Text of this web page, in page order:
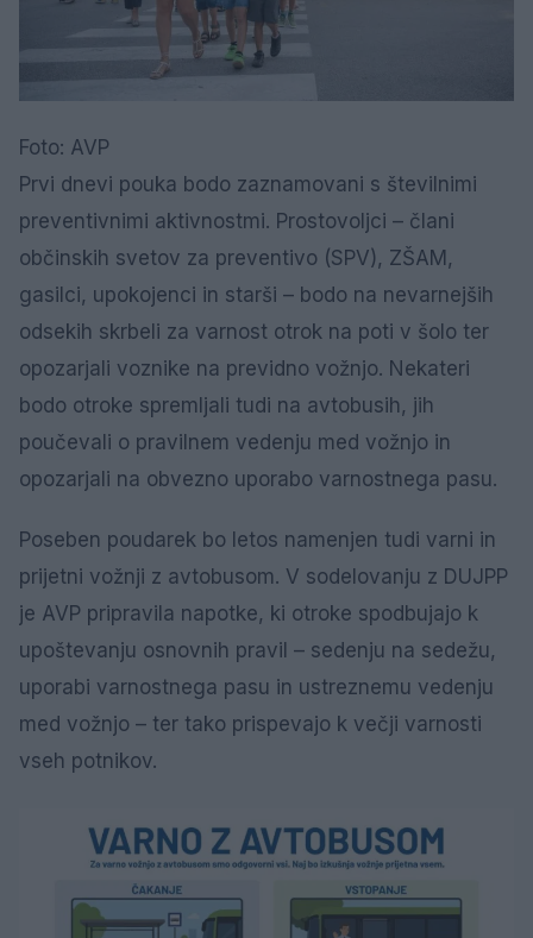
Foto: AVP
Prvi dnevi pouka bodo zaznamovani s številnimi
preventivnimi aktivnostmi. Prostovoljci – člani
občinskih svetov za preventivo (SPV), ZŠAM,
gasilci, upokojenci in starši – bodo na nevarnejših
odsekih skrbeli za varnost otrok na poti v šolo ter
opozarjali voznike na previdno vožnjo. Nekateri
bodo otroke spremljali tudi na avtobusih, jih
poučevali o pravilnem vedenju med vožnjo in
opozarjali na obvezno uporabo varnostnega pasu.
Poseben poudarek bo letos namenjen tudi varni in
prijetni vožnji z avtobusom. V sodelovanju z DUJPP
je AVP pripravila napotke, ki otroke spodbujajo k
upoštevanju osnovnih pravil – sedenju na sedežu,
uporabi varnostnega pasu in ustreznemu vedenju
med vožnjo – ter tako prispevajo k večji varnosti
vseh potnikov.